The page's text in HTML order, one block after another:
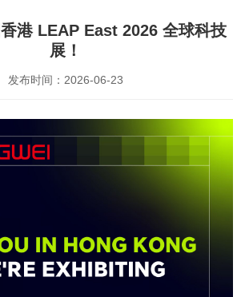
港 LEAP East 2026 全球科技
展！
发布时间：2026-06-23